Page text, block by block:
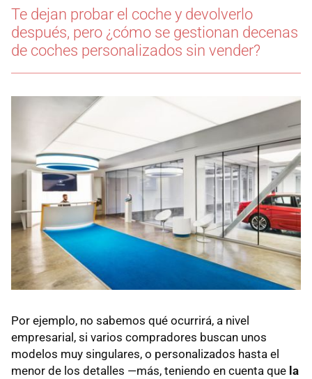
Te dejan probar el coche y devolverlo
después, pero ¿cómo se gestionan decenas
de coches personalizados sin vender?
Por ejemplo, no sabemos qué ocurrirá, a nivel
empresarial, si varios compradores buscan unos
modelos muy singulares, o personalizados hasta el
menor de los detalles —más, teniendo en cuenta que la